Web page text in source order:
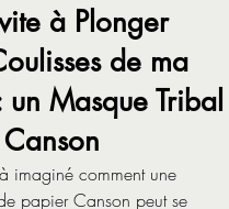
à Plonger
de ma
Masque Tribal
imaginé comment une
papier Canson peut se